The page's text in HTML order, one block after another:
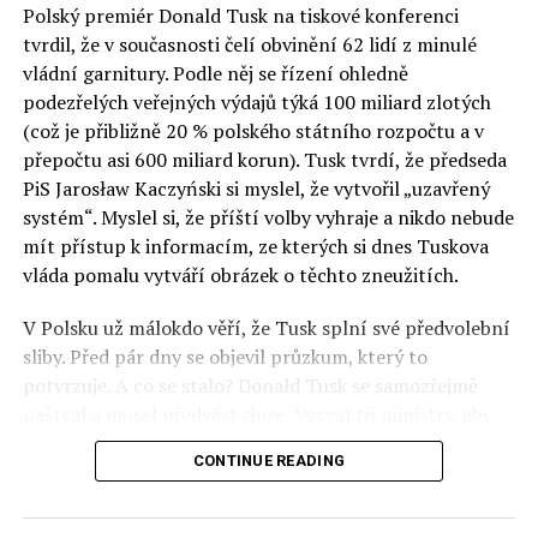
Otázky spojené s vývojem umělé inteligence budou na
fóru AI zvláště diskutovanou oblastí. Fórum AI bude
zahrnovat vyhrazenou tematickou trať skládající se z
panelů, prezentací, workshopů a speciálních akcí.
Budou diskutovány klíčové otázky vlivu umělé
inteligence ve společnosti, ale i v sektoru veřejných a
komerčních služeb. Budou se diskutovat problémy a
výzvy, kterým bude muset trh čelit tváří v tvář zásadním
technologickým změnám. Účastníci fóra také zváží, do
technologií umělé inteligence v mnoha oblastech života
umožní Evropské unii obnovit konkurenceschopnost ve
vztahu ke globálním ekonomikám a nutnosti zajistit
Polský premiér Donald Tusk na tiskové konferenci
tvrdil, že v současnosti čelí obvinění 62 lidí z minulé
vládní garnitury. Podle něj se řízení ohledně
podezřelých veřejných výdajů týká 100 miliard zlotých
(což je přibližně 20 % polského státního rozpočtu a v
přepočtu asi 600 miliard korun). Tusk tvrdí, že předseda
PiS Jarosław Kaczyński si myslel, že vytvořil „uzavřený
systém“. Myslel si, že příští volby vyhraje a nikdo nebude
mít přístup k informacím, ze kterých si dnes Tuskova
vláda pomalu vytváří obrázek o těchto zneužitích.
V Polsku už málokdo věří, že Tusk splní své předvolební
sliby. Před pár dny se objevil průzkum, který to
potvrzuje. A co se stalo? Donald Tusk se samozřejmě
před kamerami podepsali dohodu o stíhání členů PiS, a
ti poslušně ono divadlo předvedli. Andrzej Domański
CONTINUE READING